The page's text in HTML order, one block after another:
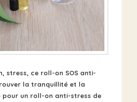
stress, ce roll-on SOS anti-
la tranquillité et la
pour un roll-on anti-stress de